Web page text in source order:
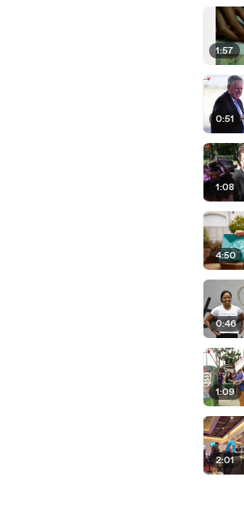
1:57
0:51
1:08
4:50
0:46
1:09
2:01